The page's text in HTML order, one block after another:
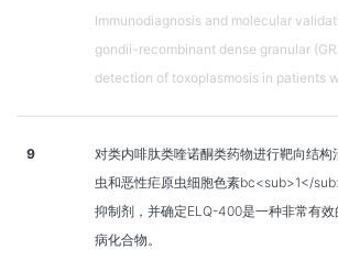
Immunodiagnosis and molecular
gondii-recombinant dense granular
detection of toxoplasmosis in patients
9
对类内啡肽类喹诺酮类药物进行靶向结
虫和恶性疟原虫细胞色素bc<sub>1</
抑制剂，并确定ELQ-400是一种非常有
病化合物。